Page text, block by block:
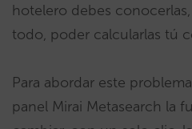
hotelero debes
todo, poder calcularlas tú
Para abordar este
panel Mirai Metasearch la